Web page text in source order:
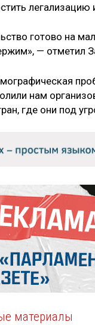
готово на
— отметил
нам
где они под
материалы